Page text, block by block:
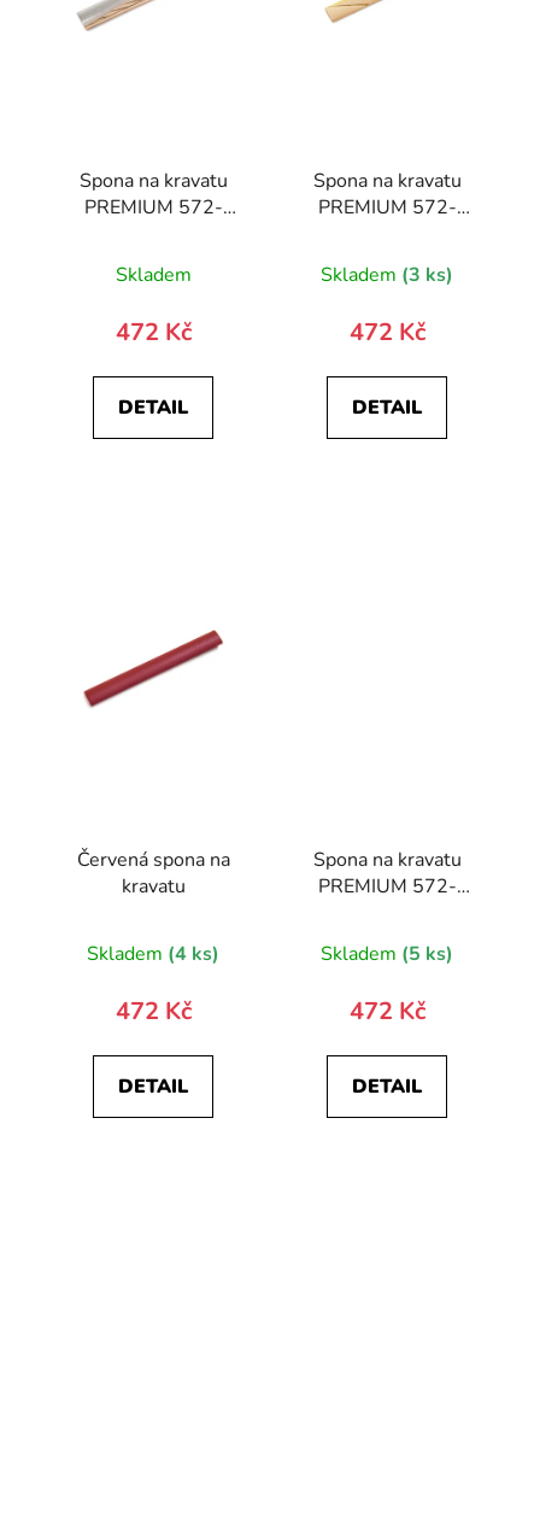
Spona na kravatu
PREMIUM 572-
Skladem
472 Kč
DETAIL
Spona na kravatu
PREMIUM 572-
Skladem (3 ks)
472 Kč
DETAIL
Červená spona na
kravatu
Skladem (4 ks)
472 Kč
DETAIL
Spona na kravatu
PREMIUM 572-
Skladem (5 ks)
472 Kč
DETAIL